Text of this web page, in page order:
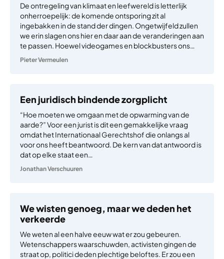
De ontregeling van klimaat en leefwereld is letterlijk
onherroepelijk: de komende ontsporing zit al
ingebakken in de stand der dingen. Ongetwijfeld zullen
we erin slagen ons hier en daar aan de veranderingen aan
te passen. Hoewel videogames en blockbusters ons…
Pieter Vermeulen
Een juridisch bindende zorgplicht
“Hoe moeten we omgaan met de opwarming van de
aarde?” Voor een jurist is dit een gemakkelijke vraag
omdat het Internationaal Gerechtshof die onlangs al
voor ons heeft beantwoord. De kern van dat antwoord is
dat op elke staat een…
Jonathan Verschuuren
We wisten genoeg, maar we deden het
verkeerde
We weten al een halve eeuw wat er zou gebeuren.
Wetenschappers waarschuwden, activisten gingen de
straat op, politici deden plechtige beloftes. Er zou een